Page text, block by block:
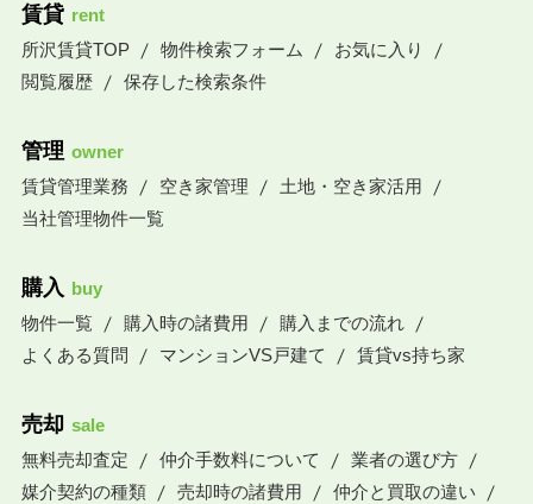
賃貸 rent
所沢賃貸TOP
物件検索フォーム
お気に入り
閲覧履歴
保存した検索条件
管理 owner
賃貸管理業務
空き家管理
土地・空き家活用
当社管理物件一覧
購入 buy
物件一覧
購入時の諸費用
購入までの流れ
よくある質問
マンションVS戸建て 賃貸vs持ち家
売却 sale
無料売却査定
仲介手数料について
業者の選び方
媒介契約の種類
売却時の諸費用
仲介と買取の違い